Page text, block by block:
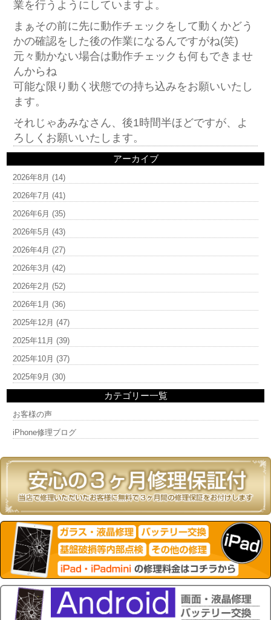
業を行うようにしていますよ。
まぁその前に先に動作チェックをして動くかどう
かの確認をした後の作業になるんですがね(笑)
元々動かない場合は動作チェックも何もできませ
んからね
可能な限り動く状態での持ち込みをお願いいたし
ます。
それじゃあみなさん、後1時間半ほどですが、よ
ろしくお願いいたします。
アーカイブ
2026年8月 (14)
2026年7月 (41)
2026年6月 (35)
2026年5月 (43)
2026年4月 (27)
2026年3月 (42)
2026年2月 (52)
2026年1月 (36)
2025年12月 (47)
2025年11月 (39)
2025年10月 (37)
2025年9月 (30)
カテゴリー一覧
お客様の声
iPhone修理ブログ